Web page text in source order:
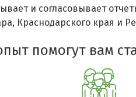
и согласовывает
Краснодарского края и
помогут вам